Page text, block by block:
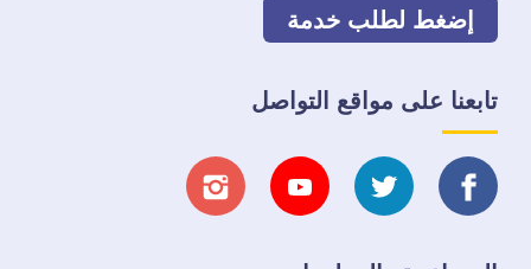
إضغط لطلب خدمة
تابعنا على مواقع التواصل
تابعنا تابعنا تابعنا تابعنا